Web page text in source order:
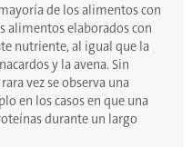
de los alimentos con
alimentos elaborados con
nutriente, al igual que la
y la avena. Sin
vez se observa una
en los casos en que una
durante un largo